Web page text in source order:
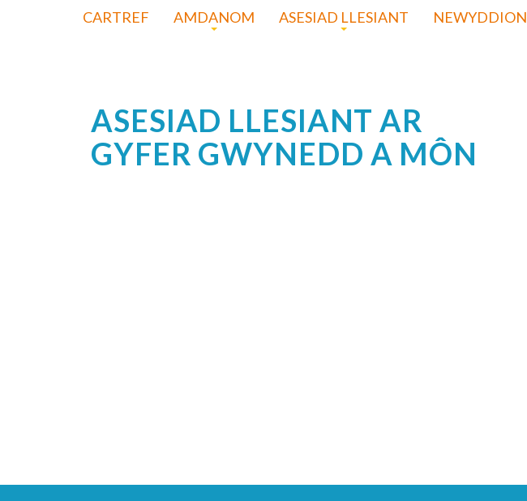
CARTREF AMDANOM ASESIAD LLESIANT NEWYDDION
ASESIAD LLESIANT AR
GYFER GWYNEDD A MÔN